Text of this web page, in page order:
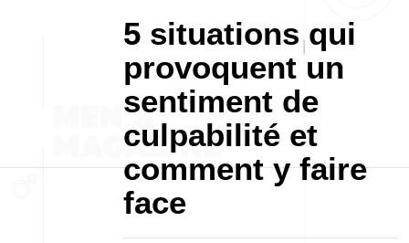
5 situations qui
provoquent un
sentiment de
culpabilité et
comment y faire
face